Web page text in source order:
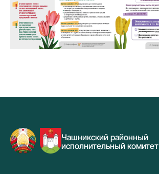
Чашникский районный
исполнительный комитет